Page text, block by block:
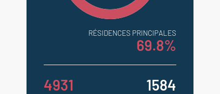
RÉSIDENCES PRINCIPALES
69.8%
4931 1584